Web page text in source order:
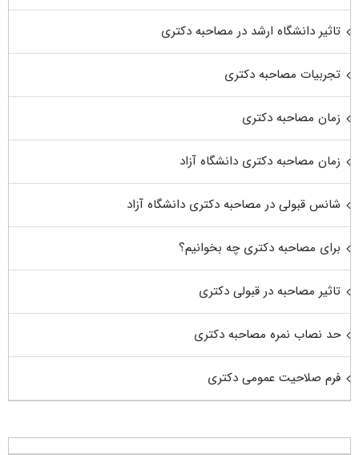
تاثیر دانشگاه ارشد در مصاحبه دکتری
تجربیات مصاحبه دکتری
زمان مصاحبه دکتری
زمان مصاحبه دکتری دانشگاه آزاد
شانس قبولی در مصاحبه دکتری دانشگاه آزاد
برای مصاحبه دکتری چه بخوانیم؟
تاثیر مصاحبه در قبولی دکتری
حد نصاب نمره مصاحبه دکتری
فرم صلاحیت عمومی دکتری